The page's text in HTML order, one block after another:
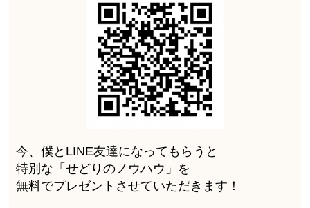
今、僕とLINE友達になってもらうと
特別な「せどりのノウハウ」を
無料でプレゼントさせていただきます！